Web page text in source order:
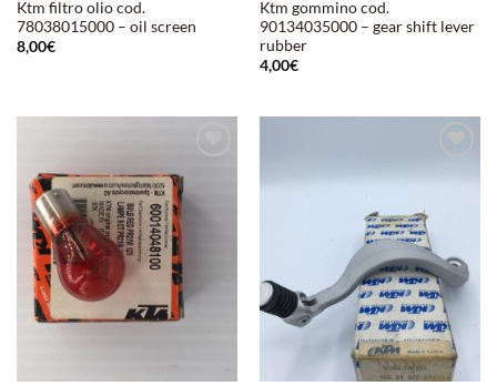
Ktm filtro olio cod.
78038015000 – oil screen
8,00€
Ktm gommino cod.
90134035000 – gear shift lever
rubber
4,00€
Aggiungi
alla lista
desideri
desideri